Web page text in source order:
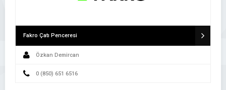
Fakro Çatı Penceresi
Özkan Demircan
0 (850) 651 6516